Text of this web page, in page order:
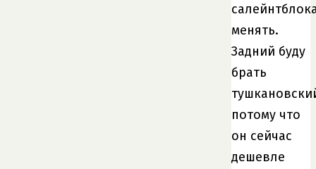
менять.
Задний буду
брать
потому что
он сейчас
дешевле